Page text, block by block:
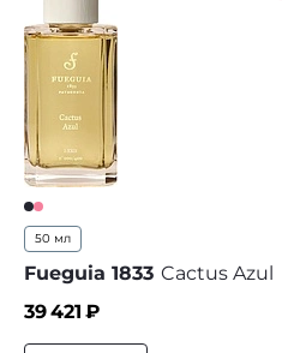
50 мл
Fueguia 1833 Cactus Azul
39 421 ₽